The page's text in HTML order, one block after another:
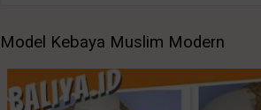
Model Kebaya Muslim Modern